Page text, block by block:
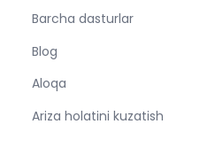
Barcha dasturlar
Blog
Aloqa
Ariza holatini kuzatish